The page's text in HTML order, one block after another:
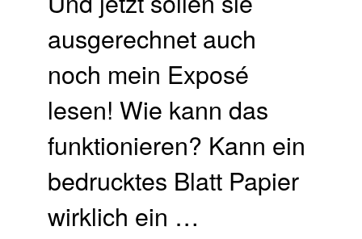
ausgerechnet auch
noch mein Exposé
lesen! Wie kann das
funktionieren? Kann ein
bedrucktes Blatt Papier
wirklich ein …